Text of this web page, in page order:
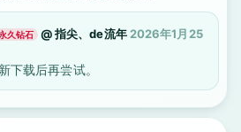
久钻石 @指尖、de流年 2026年1月25
下载后再尝试。